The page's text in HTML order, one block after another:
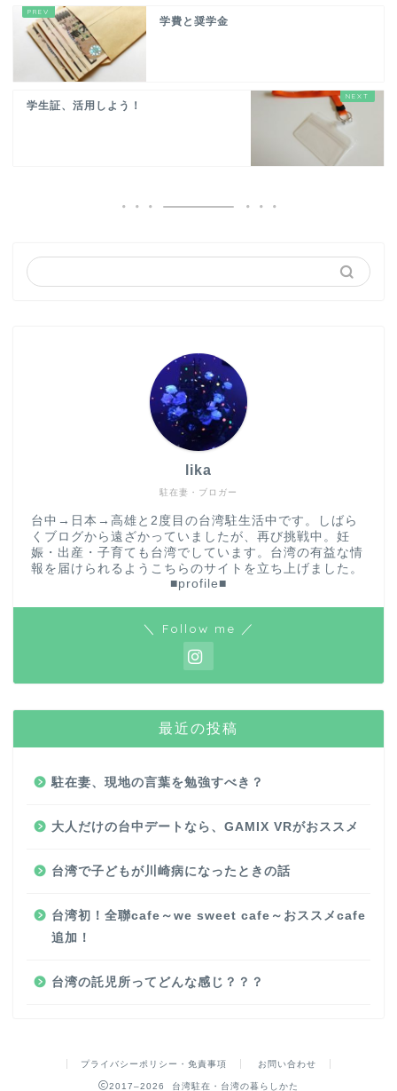
学費と奨学金
学生証、活用しよう！
駐在妻・ブロガー
lika
台中→日本→高雄と2度目の台湾駐生活中です。しばら
くブログから遠ざかっていましたが、再び挑戦中。妊
娠・出産・子育ても台湾でしています。台湾の有益な情
報を届けられるようこちらのサイトを立ち上げました。
■profile■
＼ Follow me ／
最近の投稿
駐在妻、現地の言葉を勉強すべき？
大人だけの台中デートなら、GAMIX VRがおススメ
台湾で子どもが川崎病になったときの話
台湾初！全聯cafe～we sweet cafe～おススメcafe
追加！
台湾の託児所ってどんな感じ？？？
プライバシーポリシー・免責事項 お問い合わせ
2017–2026 台湾駐在・台湾の暮らしかた